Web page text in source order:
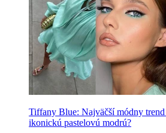
Tiffany Blue: Najväčší módny
ikonickú pastelovú modrú?